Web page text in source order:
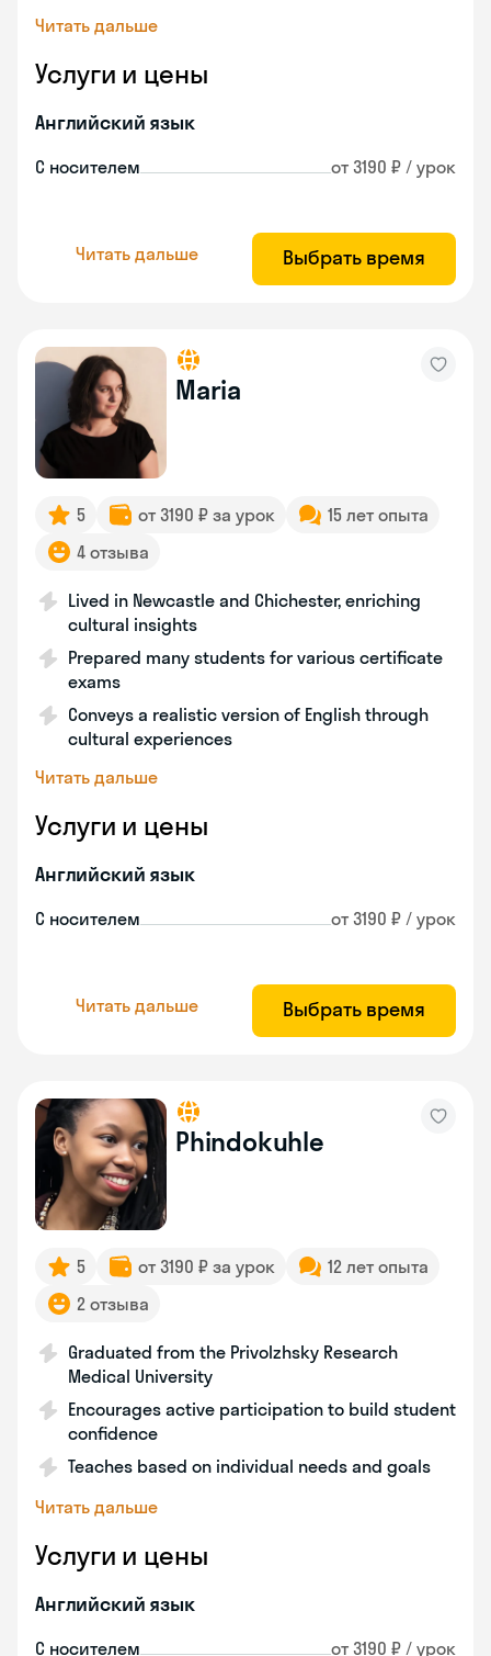
Читать дальше
Услуги и цены
Английский язык
С носителем от 3190 ₽ / урок
Читать дальше Выбрать время
Maria
5 от 3190 ₽ за урок
15 лет опыта
4 отзыва
Lived in Newcastle and Chichester, enriching
cultural insights
Prepared many students for various certificate
exams
Conveys a realistic version of English through
cultural experiences
Читать дальше
Услуги и цены
Английский язык
С носителем от 3190 ₽ / урок
Читать дальше Выбрать время
Phindokuhle
5 от 3190 ₽ за урок
12 лет опыта
2 отзыва
Graduated from the Privolzhsky Research
Medical University
Encourages active participation to build student
confidence
Teaches based on individual needs and goals
Читать дальше
Услуги и цены
Английский язык
С носителем от 3190 ₽ / урок